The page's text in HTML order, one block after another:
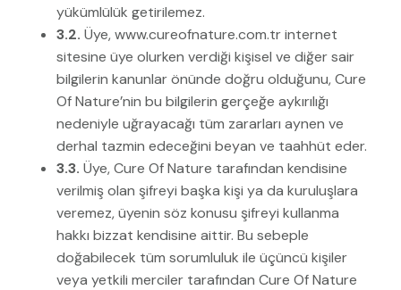
yükümlülük getirilemez.
3.2. Üye, www.cureofnature.com.tr internet
sitesine üye olurken verdiği kişisel ve diğer sair
bilgilerin kanunlar önünde doğru olduğunu, Cure
Of Nature’nin bu bilgilerin gerçeğe aykırılığı
nedeniyle uğrayacağı tüm zararları aynen ve
derhal tazmin edeceğini beyan ve taahhüt eder.
3.3. Üye, Cure Of Nature tarafından kendisine
verilmiş olan şifreyi başka kişi ya da kuruluşlara
veremez, üyenin söz konusu şifreyi kullanma
hakkı bizzat kendisine aittir. Bu sebeple
doğabilecek tüm sorumluluk ile üçüncü kişiler
veya yetkili merciler tarafından Cure Of Nature